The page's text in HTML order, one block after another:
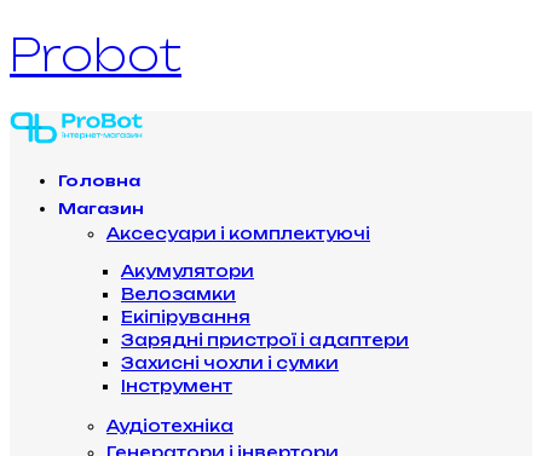
Probot
Головна
Магазин
Аксесуари і комплектуючі
Акумулятори
Велозамки
Екіпірування
Зарядні пристрої і адаптери
Захисні чохли і сумки
Інструмент
Аудіотехніка